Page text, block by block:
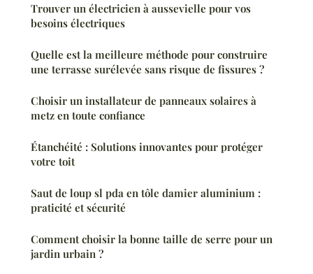
Trouver un électricien à aussevielle pour vos
besoins électriques
Quelle est la meilleure méthode pour construire
une terrasse surélevée sans risque de fissures ?
Choisir un installateur de panneaux solaires à
metz en toute confiance
Étanchéité : Solutions innovantes pour protéger
votre toit
Saut de loup sl pda en tôle damier aluminium :
praticité et sécurité
Comment choisir la bonne taille de serre pour un
jardin urbain ?